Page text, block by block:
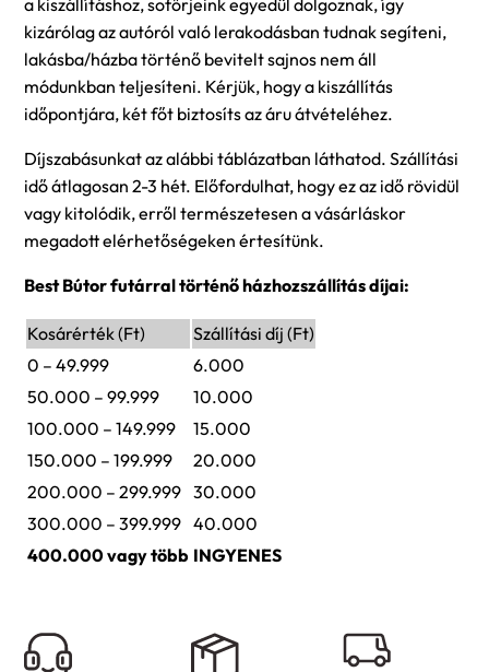
kizárólag az autóról való lerakodásban tudnak segíteni,
lakásba/házba történő bevitelt sajnos nem áll
módunkban teljesíteni. Kérjük, hogy a kiszállítás
időpontjára, két főt biztosíts az áru átvételéhez.
Díjszabásunkat az alábbi táblázatban láthatod. Szállítási
idő átlagosan 2-3 hét. Előfordulhat, hogy ez az idő rövidül
vagy kitolódik, erről természetesen a vásárláskor
megadott elérhetőségeken értesítünk.
Best Bútor futárral történő házhozszállítás díjai:
Kosárérték (Ft)
Szállítási díj (Ft)
0 – 49.999
6.000
50.000 – 99.999
10.000
100.000 – 149.999
15.000
150.000 – 199.999
20.000
200.000 – 299.999 30.000
300.000 – 399.999 40.000
400.000 vagy több INGYENES